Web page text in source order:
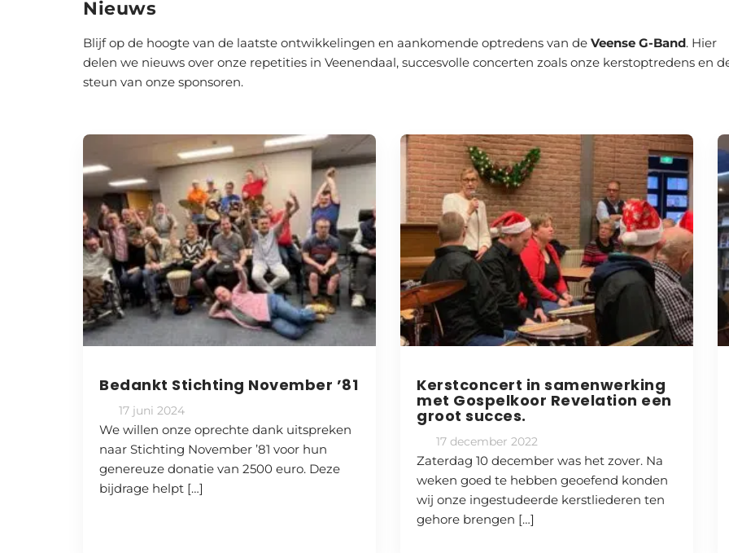
Nieuws
Blijf op de hoogte van de laatste ontwikkelingen en aankomende optredens van de Veense G-Band. Hier
delen we nieuws over onze repetities in Veenendaal, succesvolle concerten zoals onze kerstoptredens en
steun van onze sponsoren.
Bedankt Stichting November ’81
17 juni 2024
We willen onze oprechte dank uitspreken
naar Stichting November ’81 voor hun
genereuze donatie van 2500 euro. Deze
bijdrage helpt […]
Kerstconcert in samenwerking
met Gospelkoor Revelation een
groot succes.
17 december 2022
Zaterdag 10 december was het zover. Na
weken goed te hebben geoefend konden
wij onze ingestudeerde kerstliederen ten
gehore brengen […]